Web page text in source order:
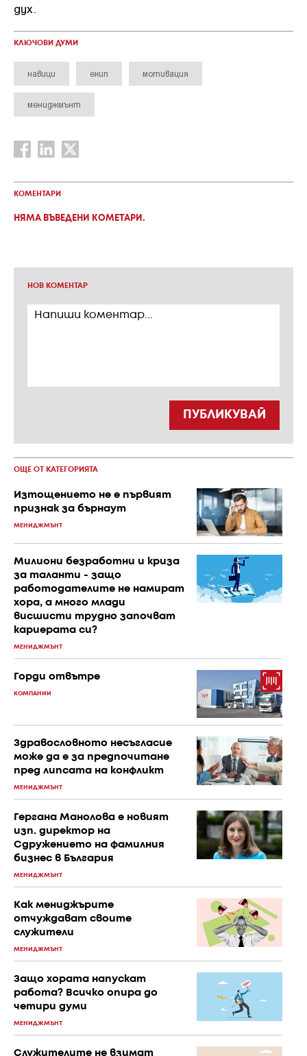
дух.
КЛЮЧОВИ ДУМИ
навици екип мотивация
мениджмънт
КОМЕНТАРИ
НЯМА ВЪВЕДЕНИ КОМЕТАРИ.
НОВ КОМЕНТАР
ПУБЛИКУВАЙ
ОЩЕ ОТ КАТЕГОРИЯТА
Изтощението не е първият
признак за бърнаут
МЕНИДЖМЪНТ
Милиони безработни и криза
за таланти - защо
работодателите не намират
хора, а много млади
висшисти трудно започват
кариерата си?
МЕНИДЖМЪНТ
Горди отвътре
КОМПАНИИ
Здравословното несъгласие
може да е за предпочитане
пред липсата на конфликт
МЕНИДЖМЪНТ
Гергана Манолова е новият
изп. директор на
Сдружението на фамилния
бизнес в България
МЕНИДЖМЪНТ
Как мениджърите
отчуждават своите
служители
МЕНИДЖМЪНТ
Защо хората напускат
работа? Всичко опира до
четири думи
МЕНИДЖМЪНТ
Служителите не взимат